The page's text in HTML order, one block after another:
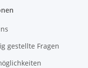
gestellte Fragen